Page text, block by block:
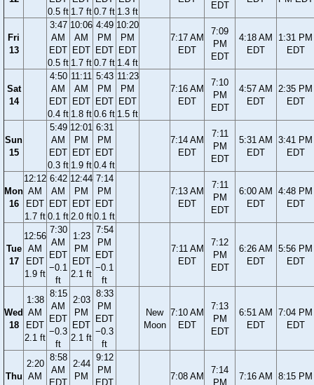
0.5 ft 1.7 ft 0.7 ft 1.3 ft
EDT
Fri
13
3:47
AM
EDT
0.5 ft
10:06
AM
EDT
1.7 ft
4:49
PM
EDT
0.7 ft
10:20
PM
EDT
1.4 ft
7:17 AM
EDT
7:09
PM
EDT
4:18 AM
EDT
1:31 PM
EDT
Sat
14
4:50
AM
EDT
0.4 ft
11:11
AM
EDT
1.8 ft
5:43
PM
EDT
0.6 ft
11:23
PM
EDT
1.5 ft
7:16 AM
EDT
7:10
PM
EDT
4:57 AM
EDT
2:35 PM
EDT
Sun
15
5:49
AM
EDT
0.3 ft
12:01
PM
EDT
1.9 ft
6:31
PM
EDT
0.4 ft
7:14 AM
EDT
7:11
PM
EDT
5:31 AM
EDT
3:41 PM
EDT
Mon
16
12:12
AM
EDT
1.7 ft
6:42
AM
EDT
0.1 ft
12:44
PM
EDT
2.0 ft
7:14
PM
EDT
0.1 ft
7:13 AM
EDT
7:11
PM
EDT
6:00 AM
EDT
4:48 PM
EDT
Tue
17
12:56
AM
EDT
1.9 ft
7:30
AM
EDT
−0.1
ft
1:23
PM
EDT
2.1 ft
7:54
PM
EDT
−0.1
ft
7:11 AM
EDT
7:12
PM
EDT
6:26 AM
EDT
5:56 PM
EDT
Wed
18
1:38
AM
EDT
2.1 ft
8:15
AM
EDT
−0.3
ft
2:03
PM
EDT
2.1 ft
8:33
PM
EDT
−0.3
ft
New
Moon
7:10 AM
EDT
7:13
PM
EDT
6:51 AM
EDT
7:04 PM
EDT
Thu
2:20
AM
8:58
AM
EDT
2:44
PM
9:12
PM
EDT
7:08 AM
7:14
PM
7:16 AM
8:15 PM